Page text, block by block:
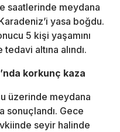
saatlerinde meydana
yasa boğdu.
5 kişi yaşamını
altına alındı.
korkunç kaza
üzerinde meydana
sonuçlandı. Gece
seyir halinde